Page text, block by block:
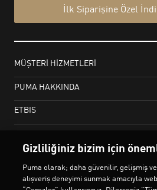
Gizliliğiniz bizim için
Puma olarak; daha güvenilir, gelişmiş
alışveriş deneyimi sunmak amacıyla